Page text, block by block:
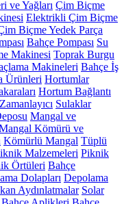
ve Yağları Çim Biçme
Elektrikli Çim Biçme
Biçme Yedek Parça
Bahçe Pompası Su
Makinesi Toprak Burgu
Makineleri Bahçe İş
Ürünleri Hortumlar
Hortum Bağlantı
Sulaklar
Mangal ve
Kömürü ve
Kömürlü Mangal Tüplü
Malzemeleri Piknik
Örtüleri Bahçe
Dolapları Depolama
Aydınlatmalar Solar